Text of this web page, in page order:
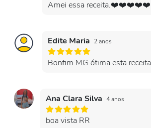
Amei essa receita.❤️❤️❤️❤️❤️
Edite Maria 2 anos
Bonfim MG ótima esta receita
Ana Clara Silva 4 anos
boa vista RR